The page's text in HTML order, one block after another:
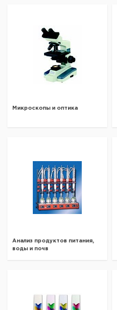
Микроскопы и оптика
Анализ продуктов питания,
воды и почв